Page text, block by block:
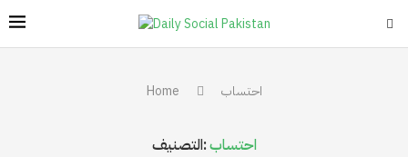
Home احتساب
التصنيف:احتساب